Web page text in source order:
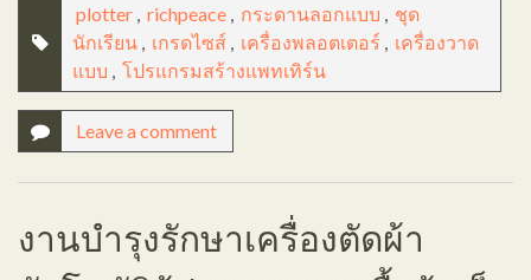
plotter , richpeace , กระดานลอกแบบ , ชุด
นักเรียน , เกรดไซส์ , เครื่องพลอตเตอร์ , เครื่องวาด
แบบ , โปรแกรมสร้างแพทเทิร์น
Leave a comment
งานบำรุงรักษาเครื่องตัดผ้า